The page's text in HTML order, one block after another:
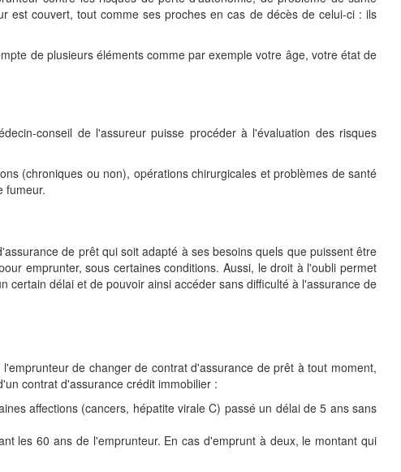
est couvert, tout comme ses proches en cas de décès de celui-ci : ils
de plusieurs éléments comme par exemple votre âge, votre état de
conseil de l'assureur puisse procéder à l'évaluation des risques
(chroniques ou non), opérations chirurgicales et problèmes de santé
fumeur.
de prêt qui soit adapté à ses besoins quels que puissent être
emprunter, sous certaines conditions. Aussi, le droit à l'oubli permet
délai et de pouvoir ainsi accéder sans difficulté à l'assurance de
de changer de contrat d'assurance de prêt à tout moment,
contrat d'assurance crédit immobilier :
affections (cancers, hépatite virale C) passé un délai de 5 ans sans
les 60 ans de l'emprunteur. En cas d'emprunt à deux, le montant qui